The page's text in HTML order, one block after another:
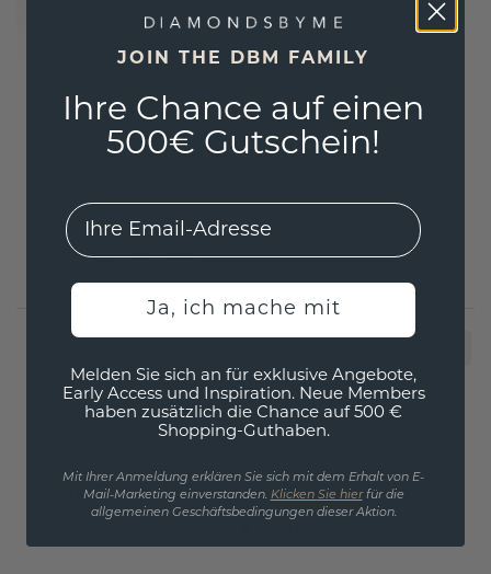
Manschettenknöpfe
1.644,- €
FOLGE UNS AUF INSTAGRAM
JOIN THE DBM FAMILY
Ihre Chance auf einen
500€ Gutschein!
EMail
Ja, ich mache mit
Melden Sie sich an für exklusive Angebote,
Early Access und Inspiration. Neue Members
haben zusätzlich die Chance auf 500 €
Shopping-Guthaben.
Mit Ihrer Anmeldung erklären Sie sich mit dem Erhalt von E-
Mail-Marketing einverstanden. Klicken Sie hierfür die
allgemeinen Geschäftsbedingungen dieser Aktion.